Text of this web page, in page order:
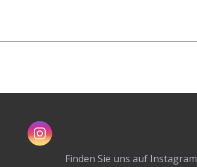
Finden Sie uns auf Instagram